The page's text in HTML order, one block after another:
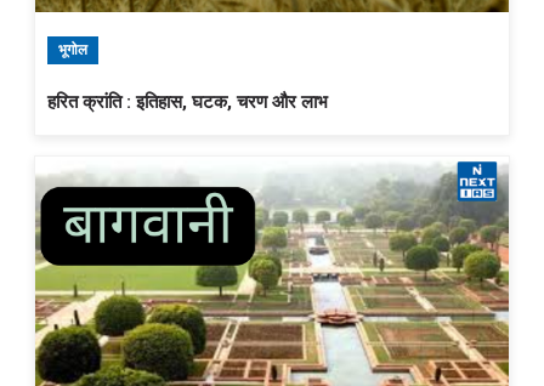
भूगोल
हरित क्रांति : इतिहास, घटक, चरण और लाभ